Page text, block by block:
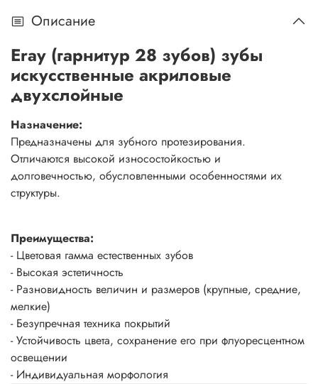
Описание
Eray (гарнитур 28 зубов) зубы
искусственные акриловые
двухслойные
Назначение:
Предназначены для зубного протезирования.
Отличаются высокой износостойкостью и
долговечностью, обусловленными особенностями их
структуры.
Преимущества:
- Цветовая гамма естественных зубов
- Высокая эстетичность
- Разновидность величин и размеров (крупные, средние,
мелкие)
- Безупречная техника покрытий
- Устойчивость цвета, сохранение его при флуоресцентном
освещении
- Индивидуальная морфология